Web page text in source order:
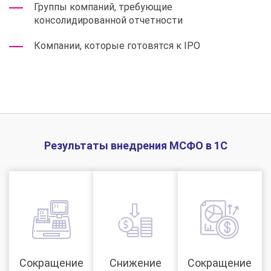
Группы компаний, требующие
консолидированной отчетности
Компании, которые готовятся к IPO
Результаты внедрения МСФО в 1С
Сокращение Снижение Сокращение